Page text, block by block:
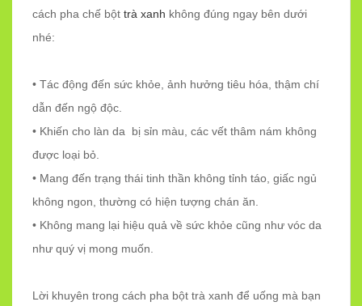
cách pha chế bột trà xanh không đúng ngay bên dưới
nhé:
• Tác động đến sức khỏe, ảnh hưởng tiêu hóa, thậm chí
dẫn đến ngộ độc.
• Khiến cho làn da bị sỉn màu, các vết thâm nám không
được loại bỏ.
• Mang đến trạng thái tinh thần không tỉnh táo, giấc ngủ
không ngon, thường có hiện tượng chán ăn.
• Không mang lại hiệu quả về sức khỏe cũng như vóc da
như quý vị mong muốn.
Lời khuyên trong cách pha bột trà xanh để uống mà bạn